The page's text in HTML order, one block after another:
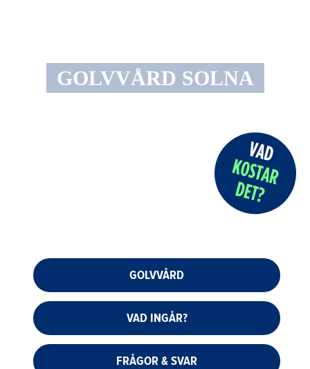
GOLVVÅRD SOLNA
GOLVVÅRD
VAD INGÅR?
FRÅGOR & SVAR